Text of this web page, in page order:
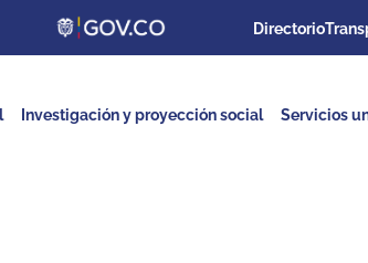
Directorio
Investigación y proyección social Servicios